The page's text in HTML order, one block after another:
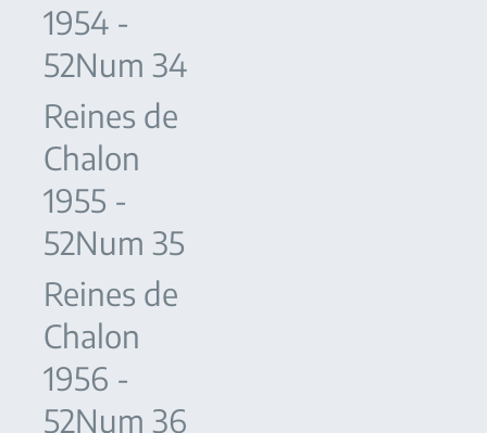
1954 -
52Num 34
Reines de
Chalon
1955 -
52Num 35
Reines de
Chalon
1956 -
52Num 36